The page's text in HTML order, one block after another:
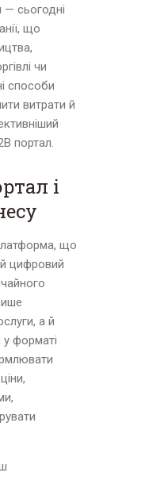
— сьогодні
що
чи
способи
витрати й
портал.
і
що
цифровий
а й
форматі